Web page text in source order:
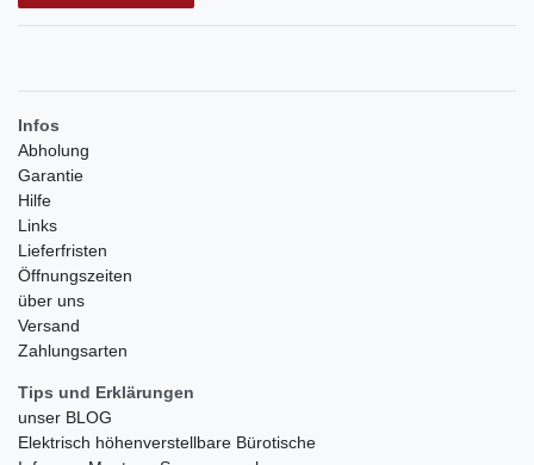
Infos
Abholung
Garantie
Hilfe
Links
Lieferfristen
Öffnungszeiten
über uns
Versand
Zahlungsarten
Tips und Erklärungen
unser BLOG
Elektrisch höhenverstellbare Bürotische